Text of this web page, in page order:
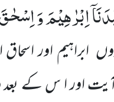
اِبْرٰهِیْمَ وَ
ابراہیم اور اسحاق
اور ا س کے بعد